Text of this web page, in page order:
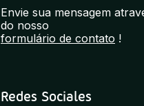
Envie sua mensagem
do nosso
formulário de contato !
Redes Sociales